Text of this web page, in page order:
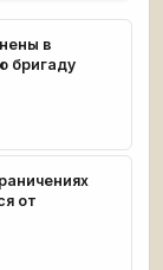
НАТО
в
бригаду
от